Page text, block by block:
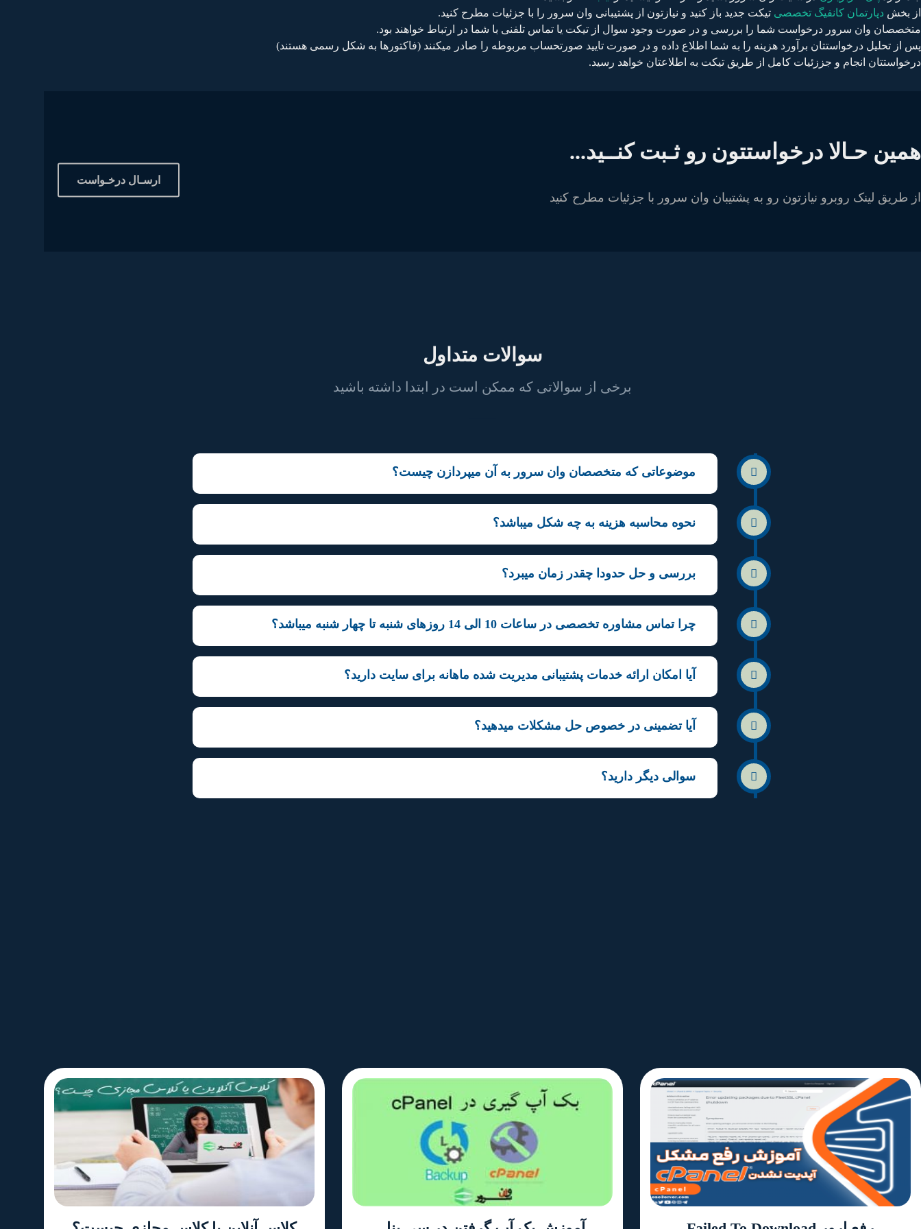
از بخش دپارتمان کانفیگ تخصصی تیکت جدید باز کنید و نیازتون از پشتیبانی وان سرور را با جزئیات مطرح کنید.
متخصصان وان سرور درخواست شما را بررسی و در صورت وجود سوال از تیکت یا تماس تلفنی با شما در ارتباط خواهند بود.
پس از تحلیل درخواستتان برآورد هزینه را به شما اطلاع داده و در صورت تایید صورتحساب مربوطه را صادر میکنند (فاکتورها به شکل رسمی هستند)
درخواستتان انجام و جززئیات کامل از طریق تیکت به اطلاعتان خواهد رسید.
همین حـالا درخواستتون رو ثـبت کنــید...
از طریق لینک روبرو نیازتون رو به پشتیبان وان سرور با جزئیات مطرح کنید
ارسـال درخـواست
سوالات متداول
برخی از سوالاتی که ممکن است در ابتدا داشته باشید
موضوعاتی که متخصصان وان سرور به آن میپردازن چیست؟
نحوه محاسبه هزینه به چه شکل میباشد؟
بررسی و حل حدودا چقدر زمان میبرد؟
چرا تماس مشاوره تخصصی در ساعات 10 الی 14 روزهای شنبه تا چهار شنبه میباشد؟
آیا امکان ارائه خدمات پشتیبانی مدیریت شده ماهانه برای سایت دارید؟
آیا تضمینی در خصوص حل مشکلات میدهید؟
سوالی دیگر دارید؟